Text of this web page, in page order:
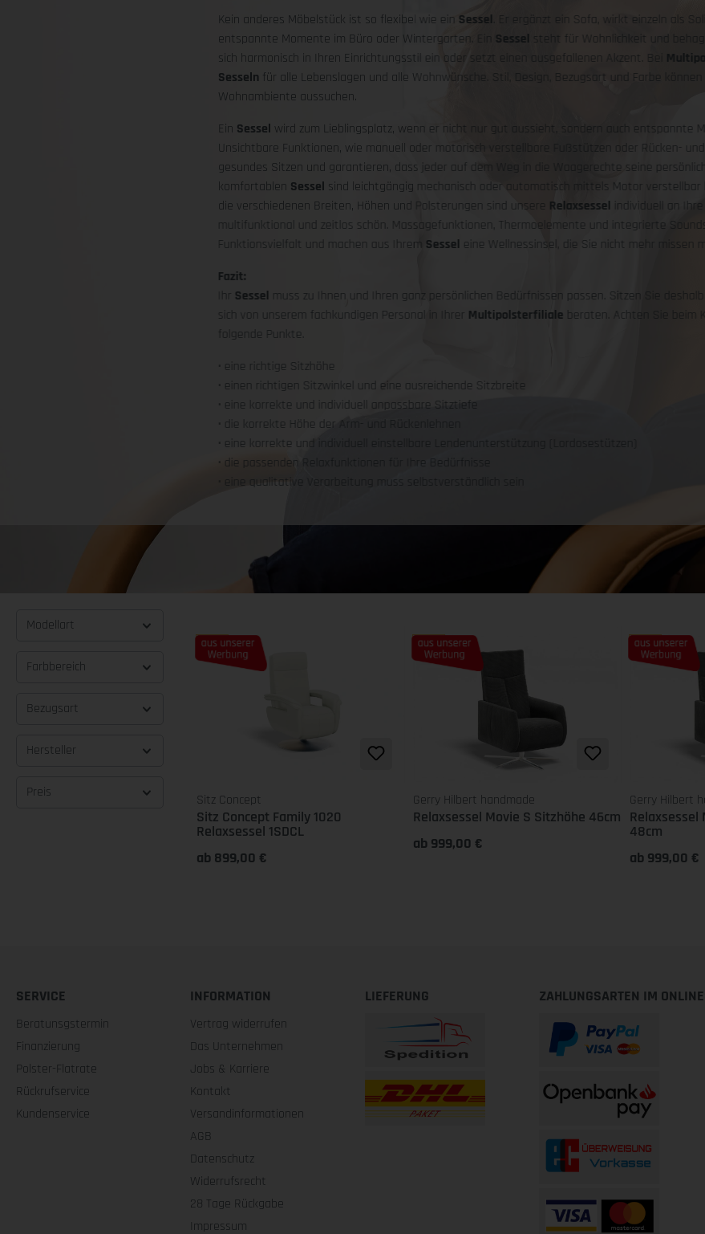
Kein anderes Möbelstück ist so flexibel wie ein Sessel . Er ergänzt ein Sofa, wirkt einzeln als
entspannte Momente im Büro oder Wintergarten. Ein Sessel
steht für Wohnlichkeit und
sich harmonisch in Ihren Einrichtungsstil ein oder setzt einen ausgefallenen Akzent. Bei
Sesseln für alle Lebenslagen und alle Wohnwünsche. Stil, Design, Bezugsart und Farbe können
Wohnambiente aussuchen.
Ein Sessel wird zum Lieblingsplatz, wenn er nicht nur gut aussieht, sondern auch entspannte
Unsichtbare Funktionen, wie manuell oder motorisch verstellbare Fußstützen oder Rücken-
gesundes Sitzen und garantieren, dass jeder auf dem Weg in die Waagerechte seine
komfortablen Sessel sind leichtgängig mechanisch oder automatisch mittels Motor verstellbar
die verschiedenen Breiten, Höhen und Polsterungen sind unsere Relaxsessel individuell an
multifunktional und zeitlos schön. Massagefunktionen, Thermoelemente und integrierte
Funktionsvielfalt und machen aus Ihrem Sessel eine Wellnessinsel, die Sie nicht mehr missen
Fazit:
Ihr Sessel muss zu Ihnen und Ihren ganz persönlichen Bedürfnissen passen. Sitzen Sie
sich von unserem fachkundigen Personal in Ihrer Multipolsterfiliale beraten. Achten Sie beim
folgende Punkte.
• eine richtige Sitzhöhe
• einen richtigen Sitzwinkel und eine ausreichende Sitzbreite
• eine korrekte und individuell anpassbare Sitztiefe
• die korrekte Höhe der Arm- und Rückenlehnen
• eine korrekte und individuell einstellbare Lendenunterstützung (Lordosestützen)
• die passenden Relaxfunktionen für Ihre Bedürfnisse
• eine qualitative Verarbeitung muss selbstverständlich sein
Modellart
Farbbereich
Bezugsart
Hersteller
Preis
Tipp
Sitz Concept
Sitz Concept Family 1020
Relaxsessel 1SDCL
ab 899,00 €
Tipp
Gerry Hilbert handmade
Relaxsessel Movie S Sitzhöhe 46cm
ab 999,00 €
Tipp
Gerry Hilbert
Relaxsessel
48cm
ab 999,00 €
SERVICE
Beratunsgstermin
Finanzierung
Polster-Flatrate
Rückrufservice
Kundenservice
INFORMATION
Vertrag widerrufen
Das Unternehmen
Jobs & Karriere
Kontakt
Versandinformationen
AGB
Datenschutz
Widerrufsrecht
28 Tage Rückgabe
Impressum
LIEFERUNG ZAHLUNGSARTEN IM